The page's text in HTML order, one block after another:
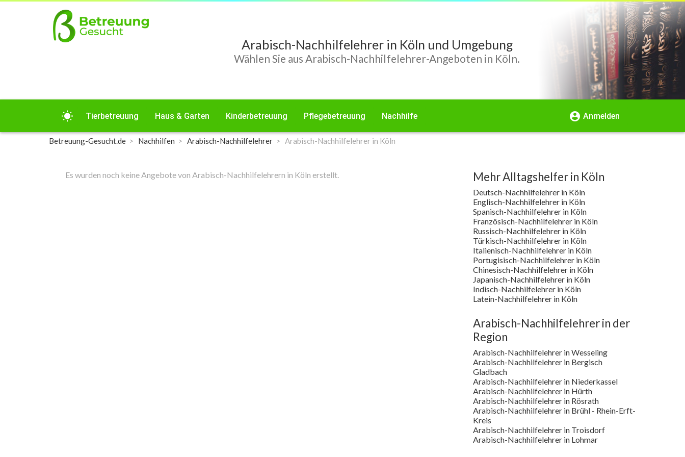
Arabisch-Nachhilfelehrer in Köln und Umgebung
Wählen Sie aus Arabisch-Nachhilfelehrer-Angeboten in Köln.
wb_sunny Tierbetreuung Haus & Garten Kinderbetreuung Pflegebetreuung Nachhilfe account_circle Anmelden
Betreuung-Gesucht.de Nachhilfen Arabisch-Nachhilfelehrer Arabisch-Nachhilfelehrer in Köln
Es wurden noch keine Angebote von Arabisch-Nachhilfelehrern in Köln erstellt. Mehr Alltagshelfer in Köln
Deutsch-Nachhilfelehrer in Köln
Englisch-Nachhilfelehrer in Köln
Spanisch-Nachhilfelehrer in Köln
Französisch-Nachhilfelehrer in Köln
Russisch-Nachhilfelehrer in Köln
Türkisch-Nachhilfelehrer in Köln
Italienisch-Nachhilfelehrer in Köln
Portugisisch-Nachhilfelehrer in Köln
Chinesisch-Nachhilfelehrer in Köln
Japanisch-Nachhilfelehrer in Köln
Indisch-Nachhilfelehrer in Köln
Latein-Nachhilfelehrer in Köln
Arabisch-Nachhilfelehrer in der
Region
Arabisch-Nachhilfelehrer in Wesseling
Arabisch-Nachhilfelehrer in Bergisch
Gladbach
Arabisch-Nachhilfelehrer in Niederkassel
Arabisch-Nachhilfelehrer in Hürth
Arabisch-Nachhilfelehrer in Rösrath
Arabisch-Nachhilfelehrer in Brühl - Rhein-Erft-
Kreis
Arabisch-Nachhilfelehrer in Troisdorf
Arabisch-Nachhilfelehrer in Lohmar